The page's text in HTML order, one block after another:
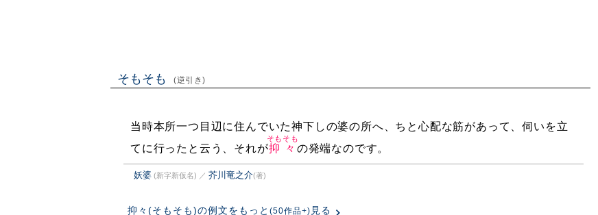
そもそも (逆引き)
当時本所一つ目辺に住んでいた神下しの婆の所へ、ちと心配な筋があって、伺いを立
てに行ったと云う、それが抑々
そもそも
の発端なのです。
妖婆 (新字新仮名) ／ 芥川竜之介(著)
抑々(そもそも)の例文をもっと (50作品+) 見る